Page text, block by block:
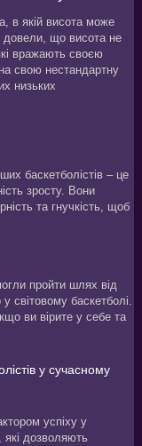
в якій висота може
довели, що висота не
вражають своєю
свою нестандартну
низьких
баскетболістів – це
зросту. Вони
та гнучкість, щоб
пройти шлях від
світовому баскетболі.
ви вірите у себе та
у сучасному
успіху у
які дозволяють